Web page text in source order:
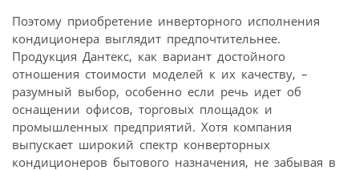
Поэтому приобретение инверторного исполнения
кондиционера выглядит предпочтительнее.
Продукция Дантекс, как вариант достойного
отношения стоимости моделей к их качеству, –
разумный выбор, особенно если речь идет об
оснащении офисов, торговых площадок и
промышленных предприятий. Хотя компания
выпускает широкий спектр конверторных
кондиционеров бытового назначения, не забывая в